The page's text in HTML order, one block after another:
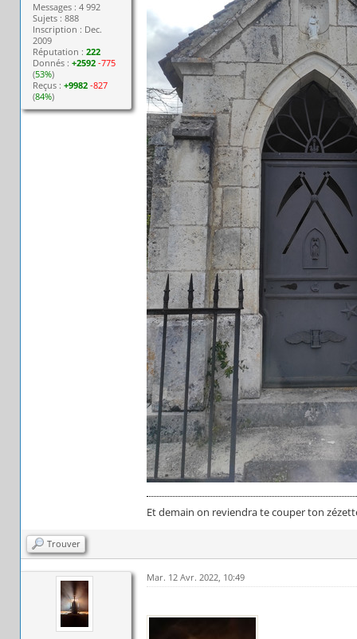
Messages : 4 992
Sujets : 888
Inscription : Dec.
2009
Réputation :222
Donnés :+2592 -775
(53%)
Reçus :+9982 -827
(84%)
Et demain on reviendra te couper ton
Trouver
Mar. 12 Avr. 2022, 10:49